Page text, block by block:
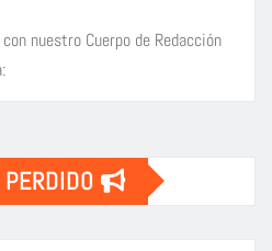
nuestro Cuerpo de Redacción